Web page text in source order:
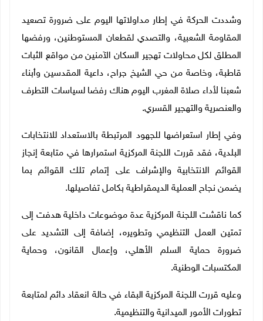
وشددت الحركة في إطار مداولاتها اليوم على ضرورة تصعيد
المقاومة الشعبية، والتصدي لقطعان المستوطنين، ورفضها
المطلق لكل محاولات تهجير السكان الآمنين من مواقع الثبات
قاطبة، وخاصة من حي الشيخ جراح، داعية المقدسين وأبناء
شعبنا لأداء صلاة المغرب اليوم هناك رفضا لسياسات التطرف
والعنصرية والتهجير القسري.
وفي إطار استعراضها للجهود المرتبطة بالاستعداد للانتخابات
البلدية، فقد قررت اللجنة المركزية استمرارها في متابعة إنجاز
القوائم الانتخابية والإشراف على إتمام تلك القوائم بما
يضمن نجاح العملية الديمقراطية بكامل تفاصيلها.
كما ناقشت اللجنة المركزية عدة موضوعات داخلية هدفت إلى
تمتين العمل التنظيمي وتطويره، إضافة إلى التشديد على
ضرورة حماية السلم الأهلي، وإعمال القانون، وحماية
المكتسبات الوطنية.
وعليه قررت اللجنة المركزية البقاء في حالة انعقاد دائم لمتابعة
تطورات الأمور الميدانية والتنظيمية.